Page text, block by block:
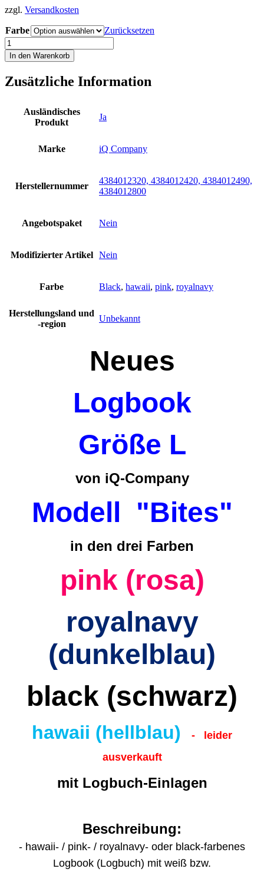
zzgl. Versandkosten
Farbe
Zurücksetzen
iQ
Logbuch
L
black
Logbook
Company
In den Warenkorb
Zusätzliche Information
Ausländisches
Produkt
Ja
Marke iQ Company
Herstellernummer
4384012320, 4384012420, 4384012490,
4384012800
Angebotspaket Nein
Modifizierter Artikel Nein
Farbe Black, hawaii, pink, royalnavy
Herstellungsland und
-region
Unbekannt
Neues
Logbook
Größe L
von iQ-Company
Modell "Bites"
in den drei Farben
pink (rosa)
royalnavy
(dunkelblau)
black (schwarz)
hawaii (hellblau)
- leider
ausverkauft
mit Logbuch-Einlagen
Beschreibung:
- hawaii- / pink- / royalnavy- oder black-farbenes
Logbook (Logbuch) mit weiß bzw.